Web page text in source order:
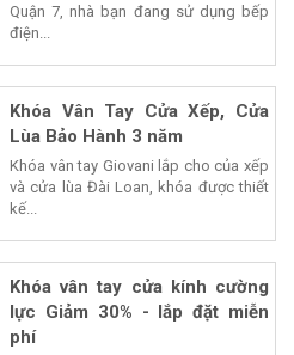
Quận 7, nhà bạn đang sử dụng bếp
điện...
Khóa Vân Tay Cửa Xếp, Cửa
Lùa Bảo Hành 3 năm
Khóa vân tay Giovani lắp cho của xếp
và cửa lùa Đài Loan, khóa được thiết
kế...
Khóa vân tay cửa kính cường
lực Giảm 30% - lắp đặt miễn
phí